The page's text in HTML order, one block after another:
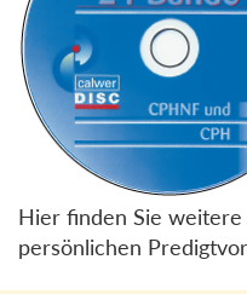
Hier finden Sie
persönlichen